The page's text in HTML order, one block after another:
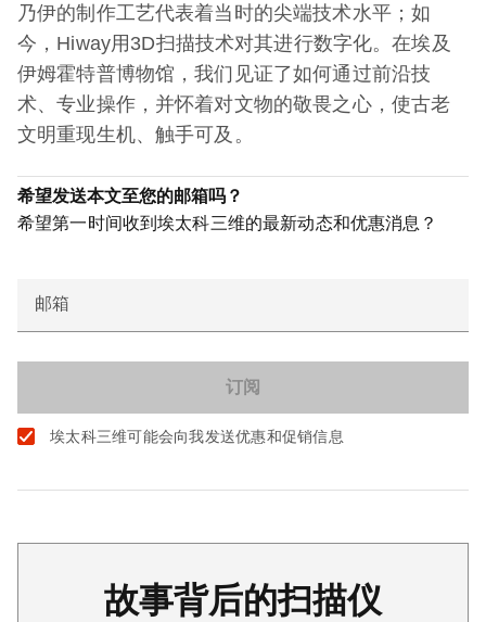
乃伊的制作工艺代表着当时的尖端技术水平；如
今，Hiway用3D扫描技术对其进行数字化。在埃及
伊姆霍特普博物馆，我们见证了如何通过前沿技
术、专业操作，并怀着对文物的敬畏之心，使古老
文明重现生机、触手可及。
希望发送本文至您的邮箱吗？
希望第一时间收到埃太科三维的最新动态和优惠消息？
邮箱
埃太科三维可能会向我发送优惠和促销信息
故事背后的扫描仪